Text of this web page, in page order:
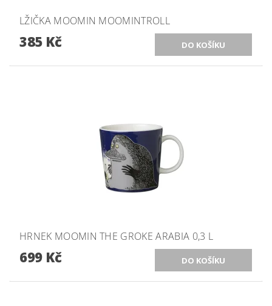
LŽIČKA MOOMIN MOOMINTROLL
385 Kč
HRNEK MOOMIN THE GROKE ARABIA 0,3 L
699 Kč